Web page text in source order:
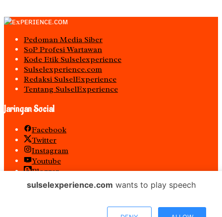
Pedoman Media Siber
S0P Profesi Wartawan
Kode Etik Sulselexperience
Sulselexperience.com
Redaksi SulselExperience
Tentang SulselExperience
Jaringan Social
Facebook
Twitter
Instagram
Youtube
Blogger
Spotify
𝐏𝐓 𝕰𝖝𝖕𝖊𝖗𝖎𝖊𝖓𝖈𝖊 𝕸𝖊𝖉𝖎𝖆 𝖀𝖙𝖆𝖒𝖆 𝕋𝕖𝕣𝕕𝕒𝕗𝕥𝕒𝕣 𝖊-𝕮𝖆𝖙𝖆𝖑𝖔𝖌 𝐁𝐞𝐥𝐚𝐧𝐣𝐚
sulselexperience.com wants to play speech